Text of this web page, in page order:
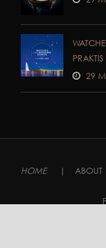
29
HOME | ABOUT